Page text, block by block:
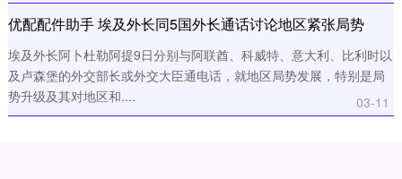
优配配件助手 埃及外长同5国外长通话讨论地区紧张局势
埃及外长阿卜杜勒阿提9日分别与阿联酋、科威特、意大利、比利时以
及卢森堡的外交部长或外交大臣通电话，就地区局势发展，特别是局
势升级及其对地区和....
03-11